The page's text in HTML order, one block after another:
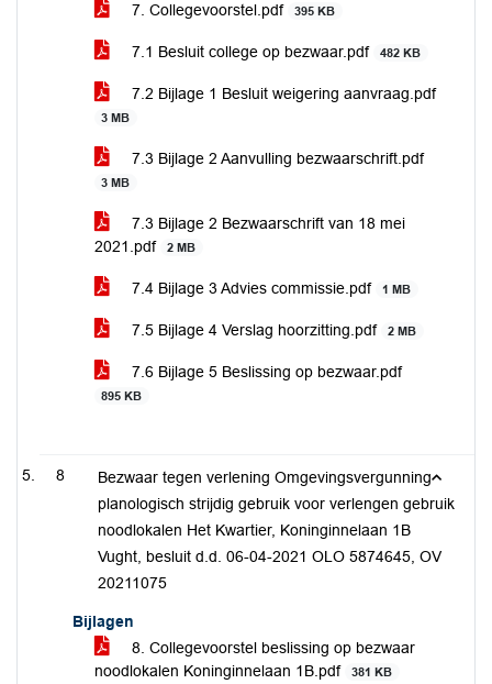
7. Collegevoorstel.pdf
395 KB
7.1 Besluit college op bezwaar.pdf 482 KB
7.2 Bijlage 1 Besluit weigering aanvraag.pdf
3 MB
7.3 Bijlage 2 Aanvulling bezwaarschrift.pdf
3 MB
7.3 Bijlage 2 Bezwaarschrift van 18 mei
2021.pdf
2 MB
7.4 Bijlage 3 Advies commissie.pdf 1 MB
7.5 Bijlage 4 Verslag hoorzitting.pdf 2 MB
7.6 Bijlage 5 Beslissing op bezwaar.pdf
895 KB
8
Bezwaar tegen verlening Omgevingsvergunning
planologisch strijdig gebruik voor verlengen gebruik
noodlokalen Het Kwartier, Koninginnelaan 1B
Vught, besluit d.d. 06-04-2021 OLO 5874645, OV
20211075
Bijlagen
8. Collegevoorstel beslissing op bezwaar
noodlokalen Koninginnelaan 1B.pdf
381 KB